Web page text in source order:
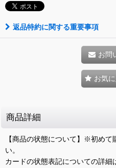
返品特約に関する重要事項
お問
お気
商品詳細
【商品の状態について】※初めて
い。
カードの状態表記についての詳細